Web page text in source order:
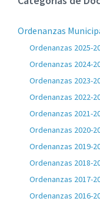
Ordenanzas
Ordenanzas 2025-
Ordenanzas 2024-
Ordenanzas 2023-
Ordenanzas 2022-
Ordenanzas 2021-
Ordenanzas 2020-
Ordenanzas 2019-
Ordenanzas 2018-
Ordenanzas 2017-
Ordenanzas 2016-